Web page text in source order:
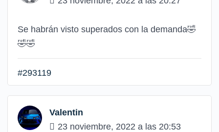
Se habrán visto superados con la demanda🤣
🤣🤣
#293119
Valentin
23 noviembre, 2022 a las 20:53